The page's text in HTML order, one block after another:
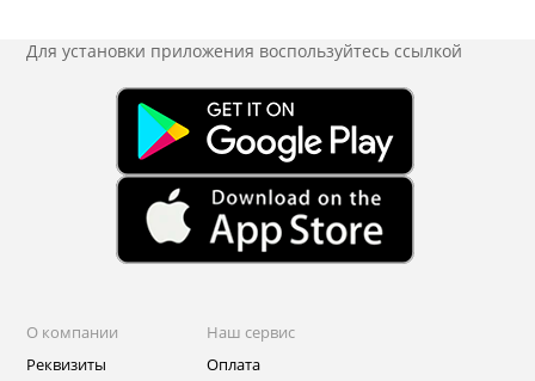
Для установки приложения воспользуйтесь ссылкой
О компании
Реквизиты
Наш сервис
Оплата